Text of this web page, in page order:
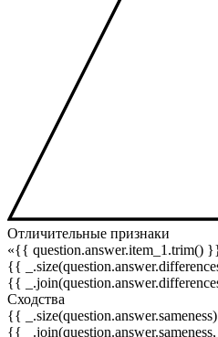
Отличительные признаки
«{{ question.answer.item_1.trim()
{{
{{
Сходства
{{
{{